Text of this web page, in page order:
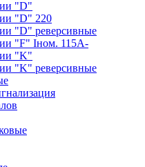
"D"
"D" 220
"D" реверсивные
"F" Iном. 115А-
"K"
"K" реверсивные